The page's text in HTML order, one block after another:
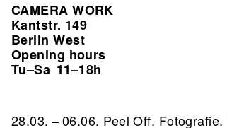
CAMERA WORK
Kantstr. 149
Berlin West
Opening hours
Tu–Sa 11–18h
28.03. – 06.06. Peel Off. Fotografie.